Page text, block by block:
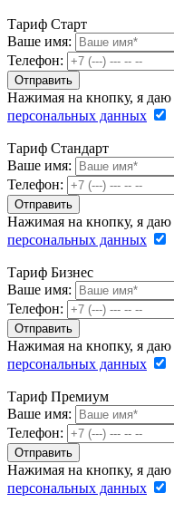
Тариф Старт
Ваше имя:
Телефон:
Нажимая на кнопку, я даю
персональных данных
Тариф Стандарт
Ваше имя:
Телефон:
Нажимая на кнопку, я даю
персональных данных
Тариф Бизнес
Ваше имя:
Телефон:
Нажимая на кнопку, я даю
персональных данных
Тариф Премиум
Ваше имя:
Телефон:
Нажимая на кнопку, я даю
персональных данных